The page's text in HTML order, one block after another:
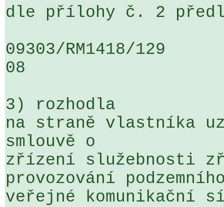
dle přílohy č. 2
09303/RM1418/
08
3) rozhodla
na straně vlastníka
smlouvě o
zřízení služebnosti
provozování
veřejné komunikační